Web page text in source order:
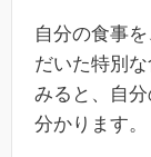
自分の食事
だいた特別
みると、自
分かります。